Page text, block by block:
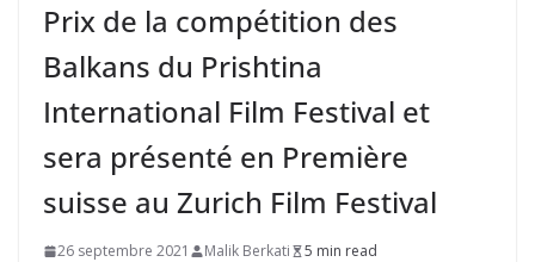
Prix de la compétition des
Balkans du Prishtina
International Film Festival et
sera présenté en Première
suisse au Zurich Film Festival
26 septembre 2021 Malik Berkati
5 min read